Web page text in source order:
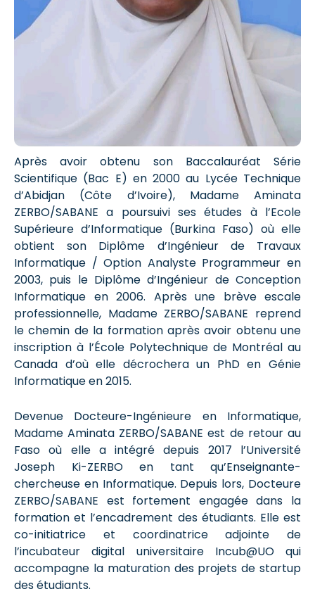
Après avoir obtenu son Baccalauréat Série
Scientifique (Bac E) en 2000 au Lycée Technique
d’Abidjan (Côte d’Ivoire), Madame Aminata
ZERBO/SABANE a poursuivi ses études à l’Ecole
Supérieure d’Informatique (Burkina Faso) où elle
obtient son Diplôme d’Ingénieur de Travaux
Informatique / Option Analyste Programmeur en
2003, puis le Diplôme d’Ingénieur de Conception
Informatique en 2006. Après une brève escale
professionnelle, Madame ZERBO/SABANE reprend
le chemin de la formation après avoir obtenu une
inscription à l’École Polytechnique de Montréal au
Canada d’où elle décrochera un PhD en Génie
Informatique en 2015.
Devenue Docteure-Ingénieure en Informatique,
Madame Aminata ZERBO/SABANE est de retour au
Faso où elle a intégré depuis 2017 l’Université
Joseph Ki-ZERBO en tant qu’Enseignante-
chercheuse en Informatique. Depuis lors, Docteure
ZERBO/SABANE est fortement engagée dans la
formation et l’encadrement des étudiants. Elle est
co-initiatrice et coordinatrice adjointe de
l’incubateur digital universitaire Incub@UO qui
accompagne la maturation des projets de startup
des étudiants.